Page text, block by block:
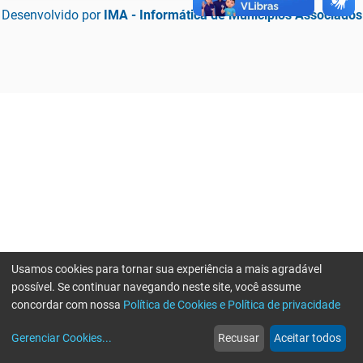
Desenvolvido por IMA - Informática de Municípios Associados
web
Notícias
more_horiz
Mais
Usamos cookies para tornar sua experiência a mais agradável
possível. Se continuar navegando neste site, você assume
concordar com nossa Política de Cookies e Política de privacidade
Gerenciar Cookies... Recusar Aceitar todos
Erro ao enviar informações, por favor tente novamente